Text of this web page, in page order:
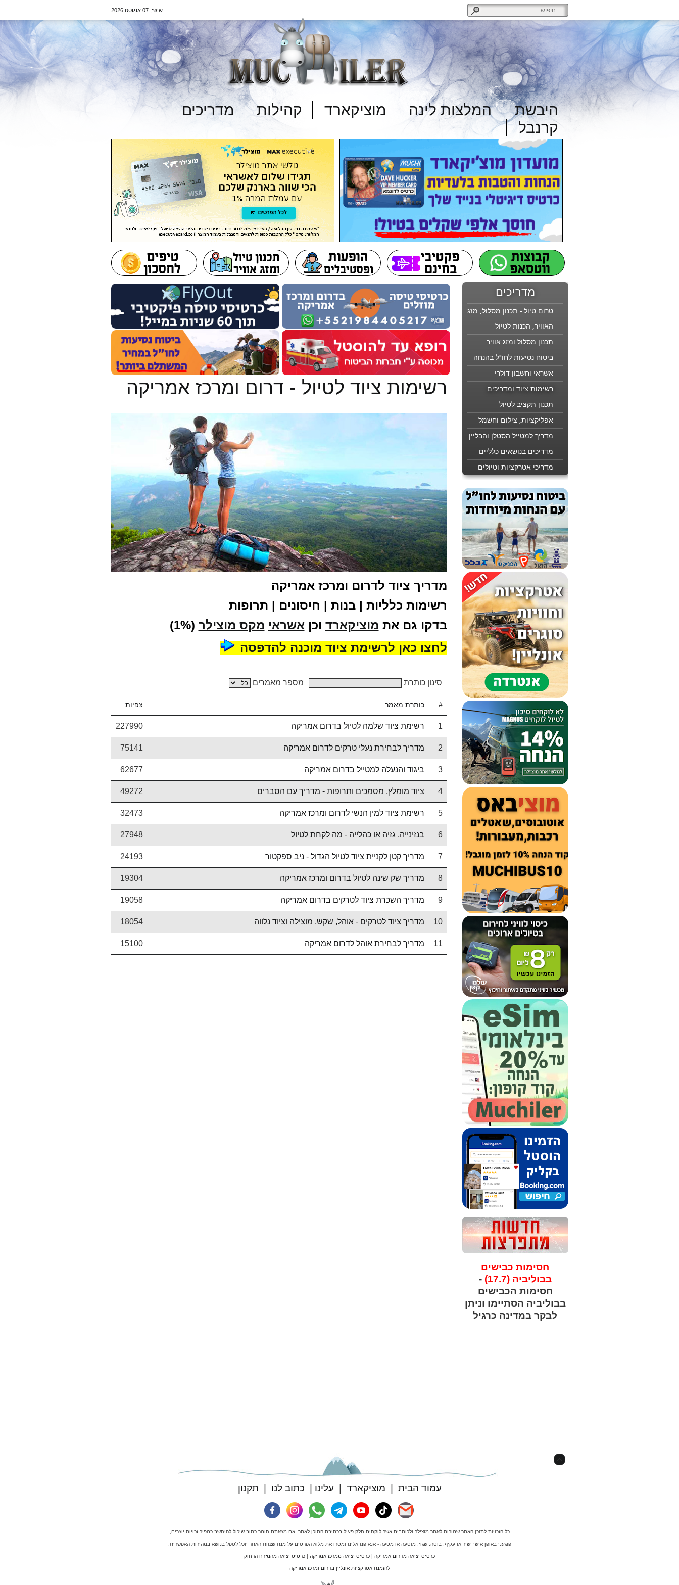
שישי, 07 אוגוסט 2026
היבשת המלצות לינה מוציקארד קהילות
מדריכים
קרנבל
רשימות ציוד לטיול - דרום ומרכז אמריקה
מדריך ציוד לדרום ומרכז אמריקה
רשימות כלליות | בנות | חיסונים | תרופות
בדקו גם את מוציקארד וכןאשראי מקס מוצילר (1%)
לחצו כאן לרשימת ציוד מוכנה להדפסה
סינון כותרת מספר מאמרים
# כותרת מאמר צפיות
1 רשימת ציוד שלמה לטיול בדרום אמריקה 227990
2 מדריך לבחירת נעלי טרקים לדרום אמריקה 75141
3 ביגוד והנעלה למטייל בדרום אמריקה 62677
4 ציוד מומלץ, מסמכים ותרופות - מדריך עם הסברים 49272
5 רשימת ציוד למין הנשי לדרום ומרכז אמריקה 32473
6 בנזינייה, גזיה או כהלייה - מה לקחת לטיול 27948
7 מדריך קטן לקניית ציוד לטיול הגדול - ניב ספקטור 24193
8 מדריך שק שינה לטיול בדרום ומרכז אמריקה 19304
9 מדריך השכרת ציוד לטרקים בדרום אמריקה 19058
10 מדריך ציוד לטרקים - אוהל, שקש, מוצילה וציוד נלווה 18054
11 מדריך לבחירת אוהל לדרום אמריקה 15100
מדריכים
טרום טיול - תכנון מסלול, מזג
האוויר, הכנות לטיול
תכנון מסלול ומזג אוויר
ביטוח נסיעות לחו"ל בהנחה
אשראי וחשבון דולרי
רשימות ציוד ומדריכים
תכנון תקציב לטיול
אפליקציות, צילום וחשמל
מדריך למטייל הסטלן והבליין
מדריכים בנושאים כלליים
מדריכי אטרקציות וטיולים
חסימות כבישים
בבוליביה (17.7)
-
חסימות הכבישים
בבוליביה הסתיימו וניתן
לבקר במדינה כרגיל
עמוד הבית מוציקארד עלינו כתוב לנו תקנון
כל הזכויות לתוכן האתר שמורות לאתר מוצילר ולכותבים אשר לוקחים חלק פעיל בכתיבת התוכן לאתר. אם מצאתם חומר כתוב שיכול להיחשב כמפיר זכויות יוצרים,
פוגעני באופן אישי ישיר או עקיף, בוטה, שגוי, מוטעה או מטעה - אנא פנו אלינו ומסרו את מלוא הפרטים על מנת שצוות האתר יוכל לטפל בנושא במהירות האפשרית.
כרטיס יציאה מדרום אמריקה | כרטיס יציאה ממרכז אמריקה | כרטיס יציאה מהמזרח הרחוק
להזמנת אטרקציות אונליין בדרום ומרכז אמריקה